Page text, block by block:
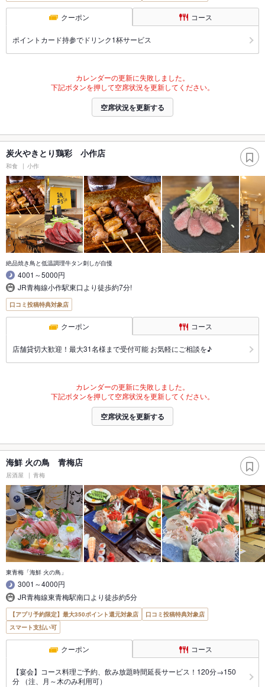
クーポン コース
ポイントカード持参でドリンク1杯サービス
カレンダーの更新に失敗しました。
下記ボタンを押して空席状況を更新してください。
空席状況を更新する
炭火やきとり鶏彩 小作店
和食 小作
絶品焼き鳥と低温調理牛タン刺しが自慢
4001～5000円
JR青梅線小作駅東口より徒歩約7分!
口コミ投稿特典対象店
クーポン コース
店舗貸切大歓迎！最大31名様まで受付可能 お気軽にご相談を♪
カレンダーの更新に失敗しました。
下記ボタンを押して空席状況を更新してください。
空席状況を更新する
海鮮 火の鳥 青梅店
居酒屋 青梅
東青梅「海鮮 火の鳥」
3001～4000円
JR青梅線東青梅駅南口より徒歩約5分
【アプリ予約限定】最大350ポイント還元対象店
口コミ投稿特典対象店
スマート支払い可
クーポン コース
【宴会】コース料理ご予約、飲み放題時間延長サービス！120分→150
分 （注、月～木のみ利用可）